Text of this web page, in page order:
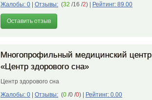
Жалобы: 0
Отзывы: (32 /16 /2) Рейтинг: 89.00
Оставить отзыв
Многопрофильный медицинский центр
«Центр здорового сна»
Центр здорового сна
Жалобы: 0
Отзывы: (0 /0 /0) Рейтинг: 0.00